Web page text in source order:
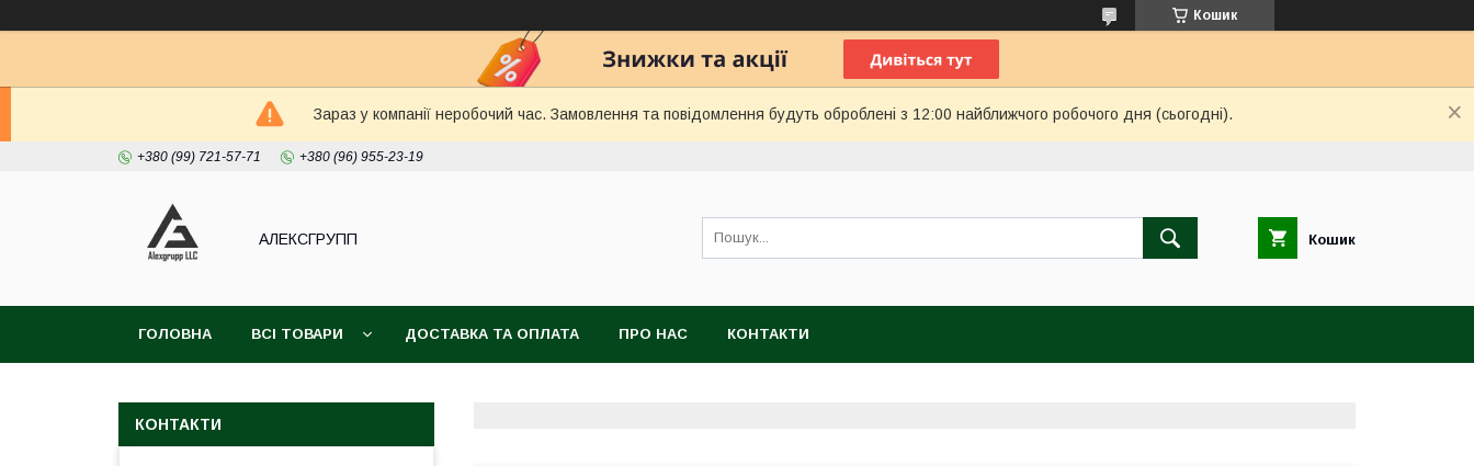
Кошик
Зараз у компанії неробочий час. Замовлення та повідомлення будуть оброблені з 12:00 найближчого робочого дня (сьогодні).
+380 (99) 721-57-71 +380 (96) 955-23-19
АЛЕКСГРУПП Кошик
ГОЛОВНА ВСІ ТОВАРИ ДОСТАВКА ТА ОПЛАТА ПРО НАС КОНТАКТИ
КОНТАКТИ